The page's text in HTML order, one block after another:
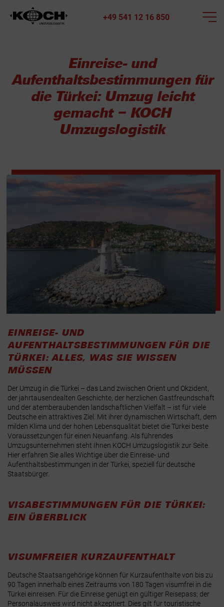
+49 541 12 16 850
Einreise- und
Aufenthaltsbestimmungen für
die Türkei: Umzug leicht
gemacht – KOCH
Umzugslogistik
EINREISE- UND
AUFENTHALTSBESTIMMUNGEN FÜR DIE
TÜRKEI: ALLES, WAS SIE WISSEN
MÜSSEN
Der Umzug in die Türkei – das Land zwischen Orient und Okzident,
der jahrtausendealten Geschichte, der herzlichen Gastfreundschaft
und der atemberaubenden landschaftlichen Vielfalt – ist für viele
Deutsche ein attraktives Ziel. Mit ihrer dynamischen Wirtschaft, dem
milden Klima und der hohen Lebensqualität bietet die Türkei beste
Voraussetzungen für einen Neuanfang. Als führendes
Umzugsunternehmen steht Ihnen KOCH Umzugslogistik zur Seite.
Hier erfahren Sie alles Wichtige über die Einreise- und
Aufenthaltsbestimmungen in der Türkei, speziell für deutsche
Staatsbürger.
VISABESTIMMUNGEN FÜR DIE TÜRKEI:
EIN ÜBERBLICK
VISUMFREIER KURZAUFENTHALT
Deutsche Staatsangehörige können für Kurzaufenthalte von bis zu
90 Tagen innerhalb eines Zeitraums von 180 Tagen visumfrei in die
Türkei einreisen. Für die Einreise genügt ein gültiger Reisepass; der
Personalausweis wird nicht akzeptiert. Dies gilt für touristische